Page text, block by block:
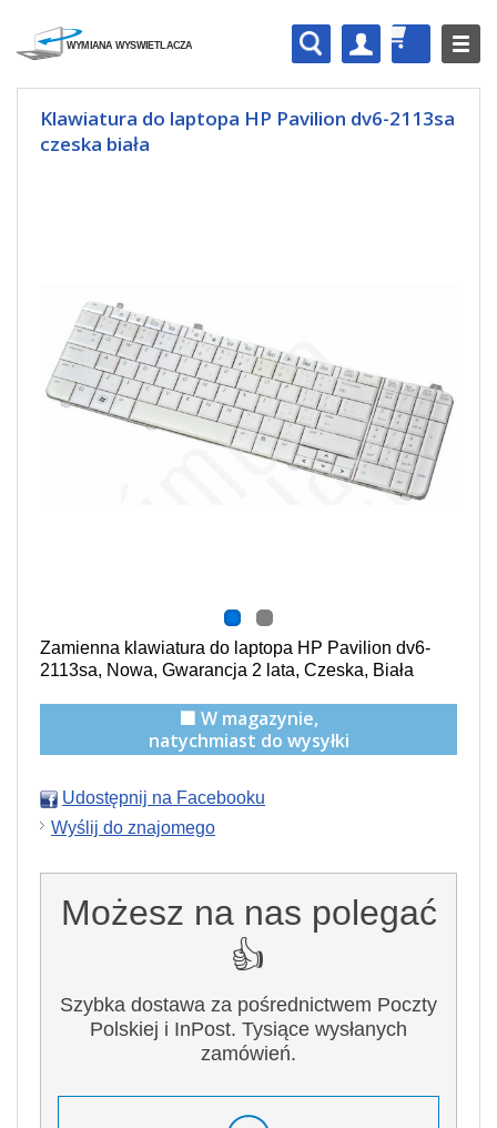
Klawiatura do laptopa HP Pavilion dv6-2113sa
czeska biała
Zamienna klawiatura do laptopa HP Pavilion dv6-
2113sa, Nowa, Gwarancja 2 lata, Czeska, Biała
🟩 W magazynie,
natychmiast do wysyłki
Udostępnij na Facebooku
Wyślij do znajomego
Możesz na nas polegać
👍
Szybka dostawa za pośrednictwem Poczty
Polskiej i InPost. Tysiące wysłanych
zamówień.